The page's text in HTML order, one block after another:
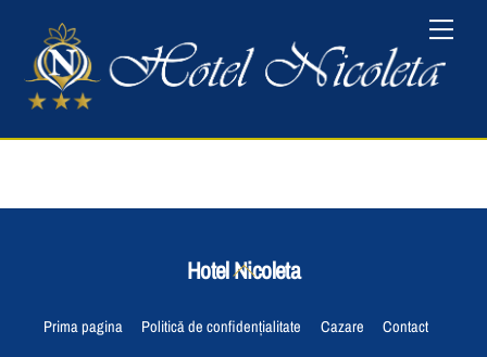
content
Menu
Back
Top
Hotel Nicoleta
Prima pagina Politică de confidențialitate Cazare Contact